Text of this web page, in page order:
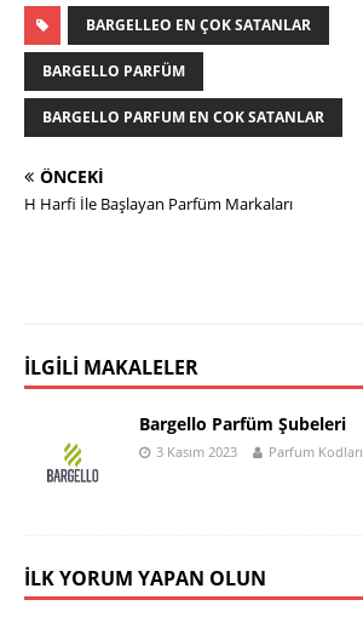
BARGELLEO EN ÇOK SATANLAR
BARGELLO PARFÜM
BARGELLO PARFUM EN COK SATANLAR
ÖNCEKI
H Harfi İle Başlayan Parfüm Markaları
İLGILI MAKALELER
Bargello Parfüm Şubeleri
3 Kasım 2023 Parfum Kodları
İLK YORUM YAPAN OLUN